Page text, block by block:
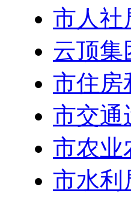
市人社
云顶集
市住房
市交通
市农业
市水利